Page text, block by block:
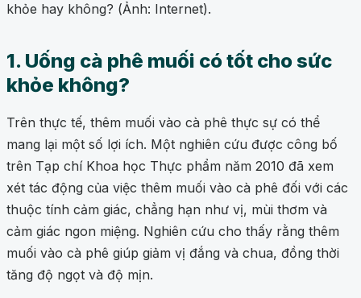
khỏe hay không? (Ảnh: Internet).
1. Uống cà phê muối có tốt cho sức
khỏe không?
Trên thực tế, thêm muối vào cà phê thực sự có thể
mang lại một số lợi ích. Một nghiên cứu được công bố
trên Tạp chí Khoa học Thực phẩm năm 2010 đã xem
xét tác động của việc thêm muối vào cà phê đối với các
thuộc tính cảm giác, chẳng hạn như vị, mùi thơm và
cảm giác ngon miệng. Nghiên cứu cho thấy rằng thêm
muối vào cà phê giúp giảm vị đắng và chua, đồng thời
tăng độ ngọt và độ mịn.